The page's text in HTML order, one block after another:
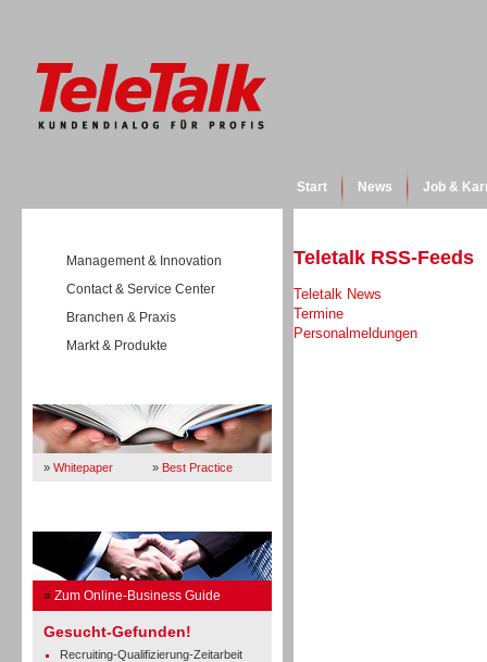
Start News Job &
Management & Innovation
Contact & Service Center
Branchen & Praxis
Markt & Produkte
» Whitepaper » Best Practice
» Zum Online-Business Guide
Gesucht-Gefunden!
Recruiting-Qualifizierung-Zeitarbeit
Teletalk RSS-Feeds
Teletalk News
Termine
Personalmeldungen